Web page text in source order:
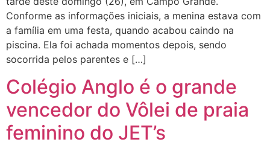
Conforme as informações iniciais, a menina estava com
a família em uma festa, quando acabou caindo na
piscina. Ela foi achada momentos depois, sendo
socorrida pelos parentes e […]
Colégio Anglo é o grande
vencedor do Vôlei de praia
feminino do JET’s